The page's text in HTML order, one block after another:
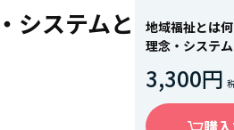
システムと
地域福祉とは
理念・システ
3,300円